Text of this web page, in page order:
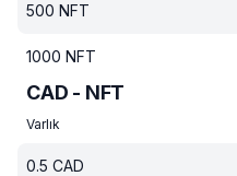
500 NFT
1000 NFT
CAD - NFT
Varlık
0.5 CAD